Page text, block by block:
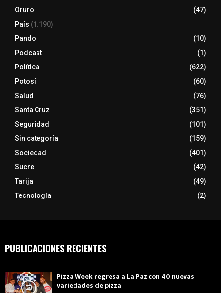
Oruro
(47)
País (1.190)
Pando
(10)
Podcast
(1)
Política
(622)
Potosí
(60)
Salud
(76)
Santa Cruz
(351)
Seguridad
(101)
Sin categoría
(159)
Sociedad
(401)
Sucre
(42)
Tarija
(49)
Tecnología
(2)
PUBLICACIONES RECIENTES
Pizza Week regresa a La Paz con 40 nuevas
variedades de pizza